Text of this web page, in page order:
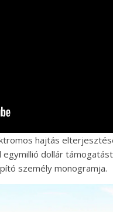
hajtás
dollár
személy monogramja.